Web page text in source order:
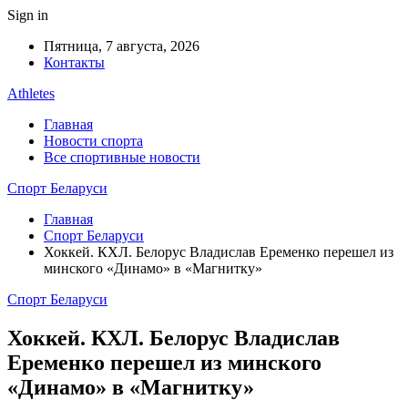
Sign in
Пятница, 7 августа, 2026
Контакты
Athletes
Главная
Новости спорта
Все спортивные новости
Спорт Беларуси
Главная
Спорт Беларуси
Хоккей. КХЛ. Белорус Владислав Еременко перешел из
минского «Динамо» в «Магнитку»
Спорт Беларуси
Хоккей. КХЛ. Белорус Владислав
Еременко перешел из минского
«Динамо» в «Магнитку»